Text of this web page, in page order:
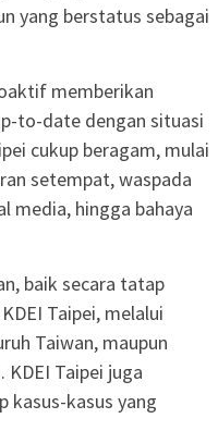
yang berstatus sebagai
memberikan
to-date dengan situasi
cukup beragam, mulai
setempat, waspada
media, hingga bahaya
baik secara tatap
Taipei, melalui
Taiwan, maupun
KDEI Taipei juga
kasus-kasus yang